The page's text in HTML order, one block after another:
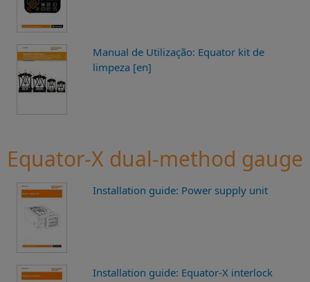
Manual de Utilização: Equator kit de
limpeza [en]
Equator-X dual-method gauge
Installation guide: Power supply unit
Installation guide: Equator-X interlock